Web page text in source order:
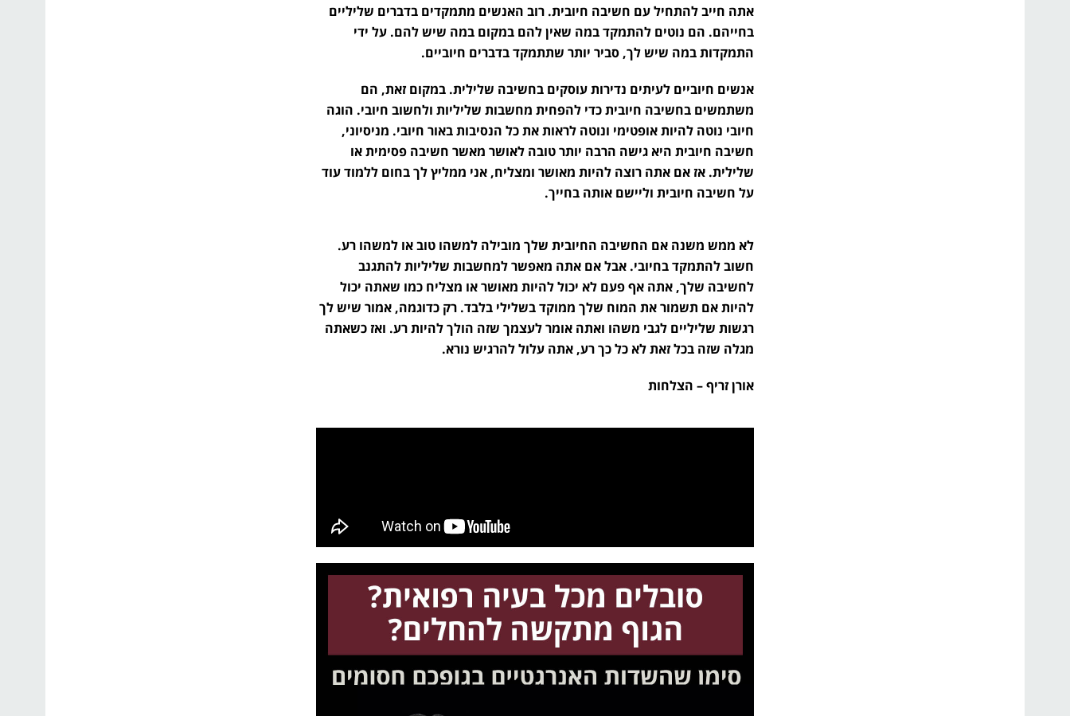
אתה חייב להתחיל עם חשיבה חיובית. רוב האנשים מתמקדים בדברים שליליים
בחייהם. הם נוטים להתמקד במה שאין להם במקום במה שיש להם. על ידי
התמקדות במה שיש לך, סביר יותר שתתמקד בדברים חיוביים.
אנשים חיוביים לעיתים נדירות עוסקים בחשיבה שלילית. במקום זאת, הם
משתמשים בחשיבה חיובית כדי להפחית מחשבות שליליות ולחשוב חיובי. הוגה
חיובי נוטה להיות אופטימי ונוטה לראות את כל הנסיבות באור חיובי. מניסיוני,
חשיבה חיובית היא גישה הרבה יותר טובה לאושר מאשר חשיבה פסימית או
שלילית. אז אם אתה רוצה להיות מאושר ומצליח, אני ממליץ לך בחום ללמוד עוד
על חשיבה חיובית וליישם אותה בחייך.
לא ממש משנה אם החשיבה החיובית שלך מובילה למשהו טוב או למשהו רע.
חשוב להתמקד בחיובי. אבל אם אתה מאפשר למחשבות שליליות להתגנב
לחשיבה שלך, אתה אף פעם לא יכול להיות מאושר או מצליח כמו שאתה יכול
להיות אם תשמור את המוח שלך ממוקד בשלילי בלבד. רק כדוגמה, אמור שיש לך
רגשות שליליים לגבי משהו ואתה אומר לעצמך שזה הולך להיות רע. ואז כשאתה
מגלה שזה בכל זאת לא כל כך רע, אתה עלול להרגיש נורא.
אורן זריף – הצלחות